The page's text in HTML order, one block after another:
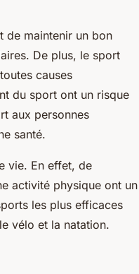
de maintenir un bon
De plus, le sport
causes
du sport ont un risque
aux personnes
santé.
vie. En effet, de
activité physique ont un
les plus efficaces
vélo et la natation.